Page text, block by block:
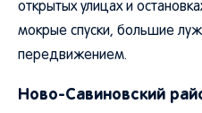
открытых улицах и
мокрые спуски, большие
передвижением.
Ново-Савиновский